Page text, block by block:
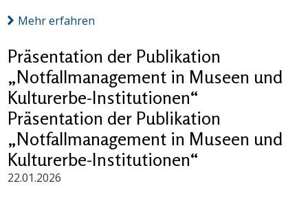
Mehr erfahren
Präsentation der Publikation
„Notfallmanagement in Museen und
Kulturerbe-Institutionen“
Präsentation der Publikation
„Notfallmanagement in Museen und
Kulturerbe-Institutionen“
22.01.2026